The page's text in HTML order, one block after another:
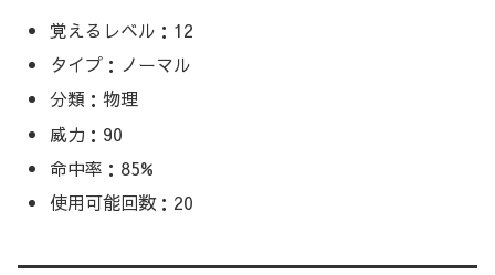
覚えるレベル：12
タイプ：ノーマル
分類：物理
威力：90
命中率：85%
使用可能回数：20